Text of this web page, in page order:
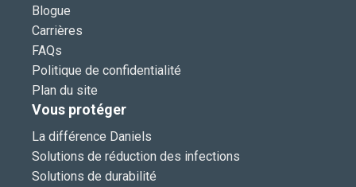
Blogue
Carrières
FAQs
Politique de confidentialité
Plan du site
Vous protéger
La différence Daniels
Solutions de réduction des infections
Solutions de durabilité